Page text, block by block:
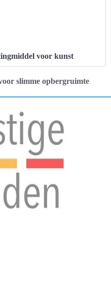
voor kunst
slimme opbergruimte